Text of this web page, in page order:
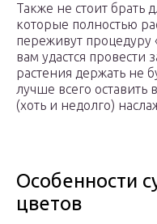
Также не стоит брать
которые полностью
переживут процедуру
вам удастся
растения держать не
лучше всего оставить
(хоть и недолго)
Особенности
цветов